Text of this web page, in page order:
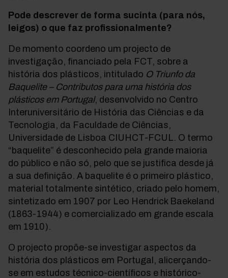
Pode descrever de forma sucinta (para nós,
leigos) o que faz profissionalmente?
De momento coordeno um projecto de
investigação, financiado pela FCT, sobre a
história dos plásticos, intitulado O Triunfo da
Baquelite – Contributos para uma história dos
plásticos em Portugal, desenvolvido no Centro
Interuniversitário de História das Ciências e da
Tecnologia, da Faculdade de Ciências,
Universidade de Lisboa CIUHCT-FCUL. O termo
“baquelite” é desconhecido pela grande maioria
do público e não só, pelo que se justifica desde já
a sua definição. A baquelite é o primeiro plástico,
material totalmente sintético, criado pelo homem,
sintetizado em 1907 por Leo Hendrick Baekeland
(1863-1944) e comercializado em grande escala
em 1910).
O projecto propõe-se investigar aspectos da
história dos plásticos em Portugal, alicerçando-
se em estudos técnico-científicos e histórico-